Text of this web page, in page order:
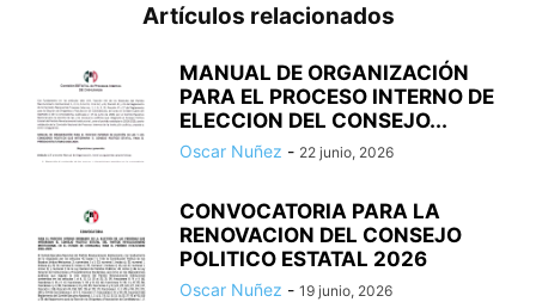
Artículos relacionados
MANUAL DE ORGANIZACIÓN
PARA EL PROCESO INTERNO DE
ELECCION DEL CONSEJO...
Oscar Nuñez - 22 junio, 2026
CONVOCATORIA PARA LA
RENOVACION DEL CONSEJO
POLITICO ESTATAL 2026
Oscar Nuñez - 19 junio, 2026